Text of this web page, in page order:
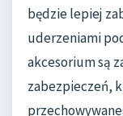
będzie lepiej
uderzeniami
akcesorium są
zabezpieczeń,